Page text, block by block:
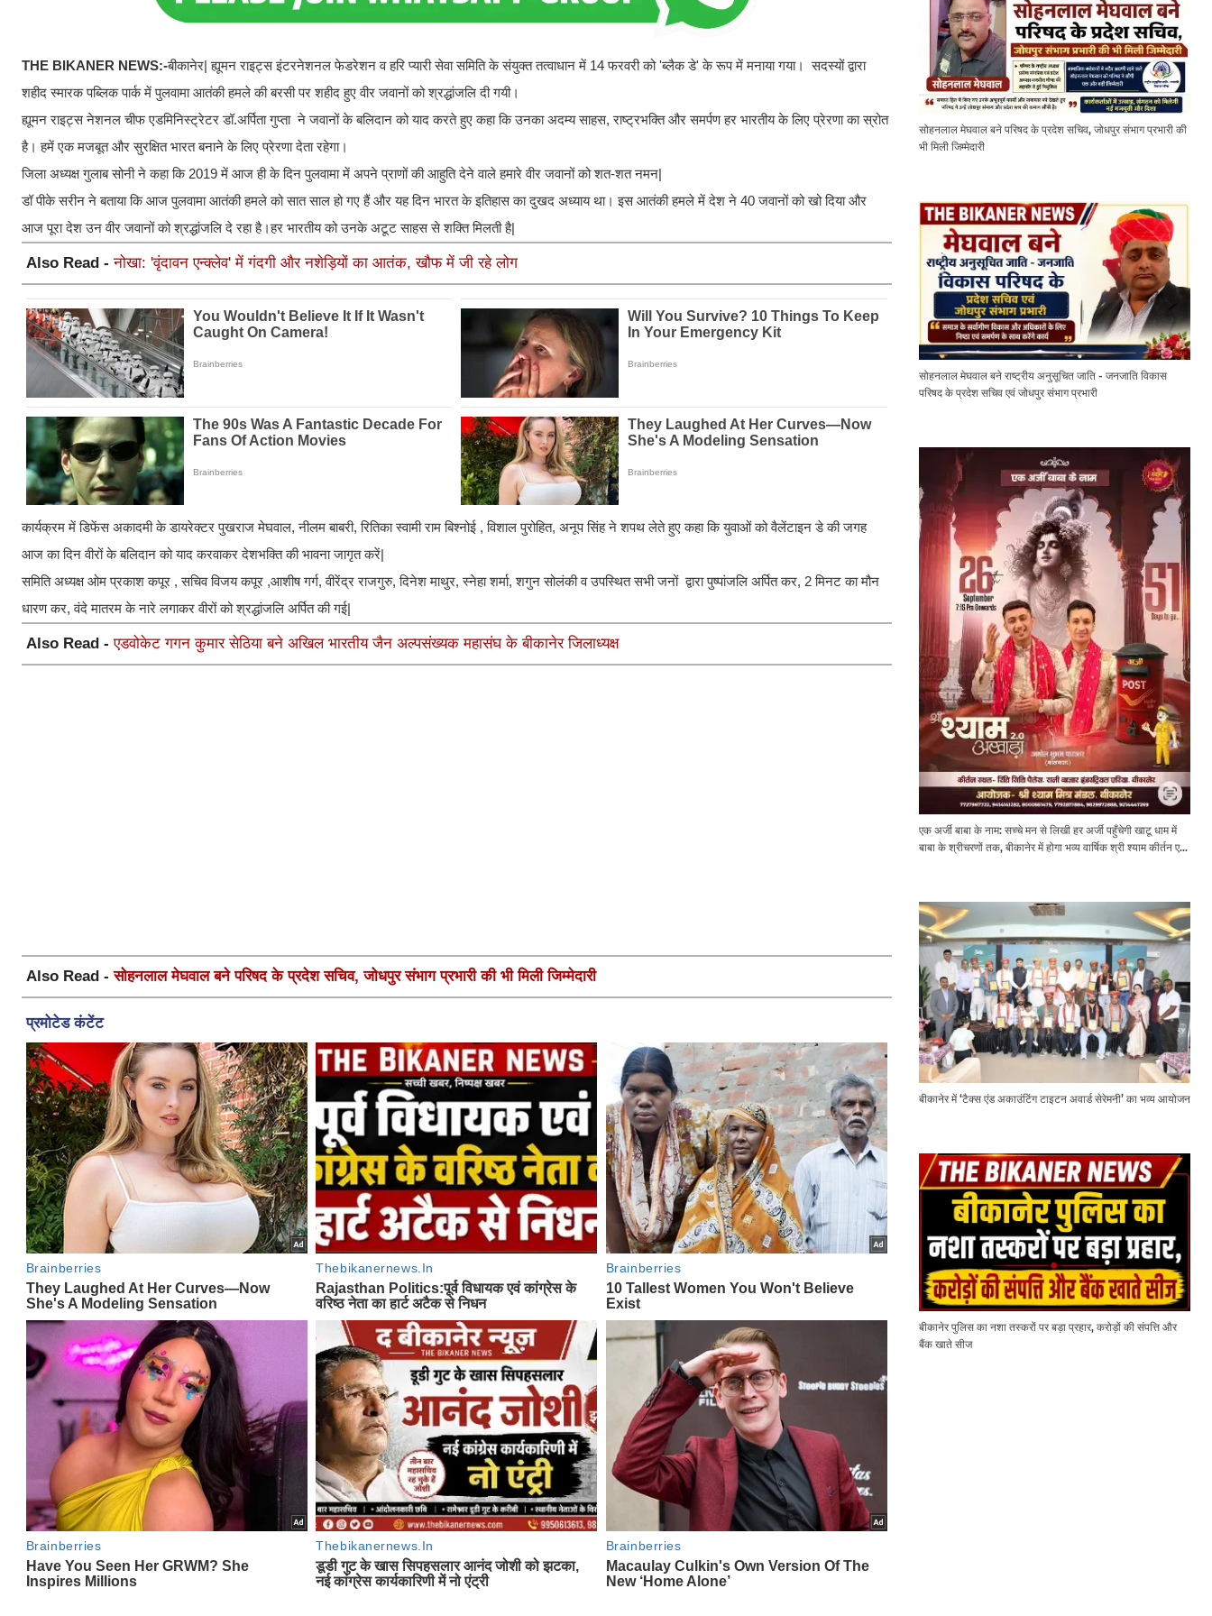
THE BIKANER NEWS:-बीकानेर| ह्यूमन राइट्स इंटरनेशनल फेडरेशन व हरि प्यारी सेवा समिति के संयुक्त तत्वाधान में 14 फरवरी को 'ब्लैक डे' के रूप में मनाया गया। सदस्यों द्वारा
शहीद स्मारक पब्लिक पार्क में पुलवामा आतंकी हमले की बरसी पर शहीद हुए वीर जवानों को श्रद्धांजलि दी गयी।
ह्यूमन राइट्स नेशनल चीफ एडमिनिस्ट्रेटर डॉ.अर्पिता गुप्ता ने जवानों के बलिदान को याद करते हुए कहा कि उनका अदम्य साहस, राष्ट्रभक्ति और समर्पण हर भारतीय के लिए प्रेरणा का स्रोत
है। हमें एक मजबूत और सुरक्षित भारत बनाने के लिए प्रेरणा देता रहेगा।
जिला अध्यक्ष गुलाब सोनी ने कहा कि 2019 में आज ही के दिन पुलवामा में अपने प्राणों की आहुति देने वाले हमारे वीर जवानों को शत-शत नमन|
डॉ पीके सरीन ने बताया कि आज पुलवामा आतंकी हमले को सात साल हो गए हैं और यह दिन भारत के इतिहास का दुखद अध्याय था। इस आतंकी हमले में देश ने 40 जवानों को खो दिया और
आज पूरा देश उन वीर जवानों को श्रद्धांजलि दे रहा है।हर भारतीय को उनके अटूट साहस से शक्ति मिलती है|
Also Read -नोखा: 'वृंदावन एन्क्लेव' में गंदगी और नशेड़ियों का आतंक, खौफ में जी रहे लोग
कार्यक्रम में डिफेंस अकादमी के डायरेक्टर पुखराज मेघवाल, नीलम बाबरी, रितिका स्वामी राम बिश्नोई , विशाल पुरोहित, अनूप सिंह ने शपथ लेते हुए कहा कि युवाओं को वैलेंटाइन डे की जगह
आज का दिन वीरों के बलिदान को याद करवाकर देशभक्ति की भावना जागृत करें|
समिति अध्यक्ष ओम प्रकाश कपूर , सचिव विजय कपूर ,आशीष गर्ग, वीरेंद्र राजगुरु, दिनेश माथुर, स्नेहा शर्मा, शगुन सोलंकी व उपस्थित सभी जनों द्वारा पुष्पांजलि अर्पित कर, 2 मिनट का मौन
धारण कर, वंदे मातरम के नारे लगाकर वीरों को श्रद्धांजलि अर्पित की गई|
Also Read -एडवोकेट गगन कुमार सेठिया बने अखिल भारतीय जैन अल्पसंख्यक महासंघ के बीकानेर जिलाध्यक्ष
Also Read -सोहनलाल मेघवाल बने परिषद के प्रदेश सचिव, जोधपुर संभाग प्रभारी की भी मिली जिम्मेदारी
सोहनलाल मेघवाल बने परिषद के प्रदेश सचिव, जोधपुर संभाग प्रभारी की
भी मिली जिम्मेदारी
सोहनलाल मेघवाल बने राष्ट्रीय अनुसूचित जाति - जनजाति विकास
परिषद के प्रदेश सचिव एवं जोधपुर संभाग प्रभारी
एक अर्जी बाबा के नाम: सच्चे मन से लिखी हर अर्जी पहुँचेगी खाटू धाम में
बाबा के श्रीचरणों तक, बीकानेर में होगा भव्य वार्षिक श्री श्याम कीर्तन एवं
बीकानेर में ‘टैक्स एंड अकाउंटिंग टाइटन अवार्ड सेरेमनी’ का भव्य आयोजन
बीकानेर पुलिस का नशा तस्करों पर बड़ा प्रहार, करोड़ों की संपत्ति और
बैंक खाते सीज